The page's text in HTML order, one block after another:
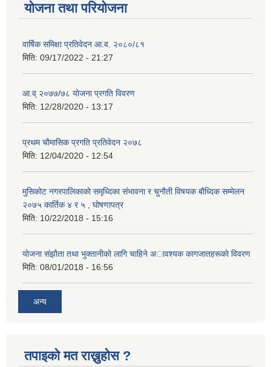
योजना तथा परियोजना
वार्षिक समिक्षा प्रतिवेदन आ.व. २०८०/८१
मिति: 09/17/2022 - 21:27
आ.व् २०७७/७८ योजना प्रगति विवरण
मिति: 12/28/2020 - 13:17
प्रथम चाैमासिक प्रगति प्रतिवेदन २०७८
मिति: 12/04/2020 - 12:54
मुसिकाेट नगरपालिकाकाे समृध्दिका संभावना र चुनाैती विषयक बाैध्दिक सम्मेलन
२०७५ कार्तिक ४ र ५ , घाेषणापत्र
मिति: 10/22/2018 - 15:16
याेजना संझाैता तथा भुक्तानीकाे लागि चाहिने अावश्यक कागजातहरूकाे विवरण
मिति: 08/01/2018 - 16:56
अन्य
तपाइको मत राख्नुहोस ?